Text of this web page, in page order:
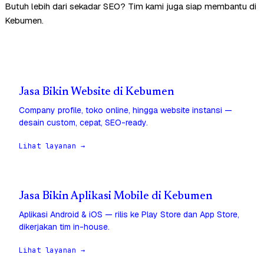
Butuh lebih dari sekadar SEO? Tim kami juga siap membantu di
Kebumen.
Jasa Bikin Website di Kebumen
Company profile, toko online, hingga website instansi —
desain custom, cepat, SEO-ready.
Lihat layanan →
Jasa Bikin Aplikasi Mobile di Kebumen
Aplikasi Android & iOS — rilis ke Play Store dan App Store,
dikerjakan tim in-house.
Lihat layanan →